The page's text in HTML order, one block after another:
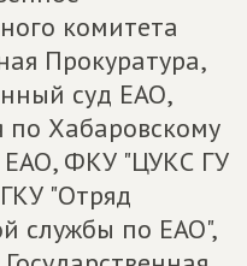
комитета
Прокуратура,
суд ЕАО,
по Хабаровскому
ФКУ "ЦУКС ГУ
"Отряд
службы по ЕАО",